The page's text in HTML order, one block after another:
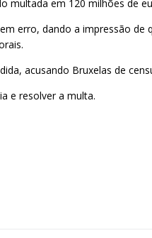
multada em 120 milhões de
erro, dando a impressão de
acusando Bruxelas de
e resolver a multa.